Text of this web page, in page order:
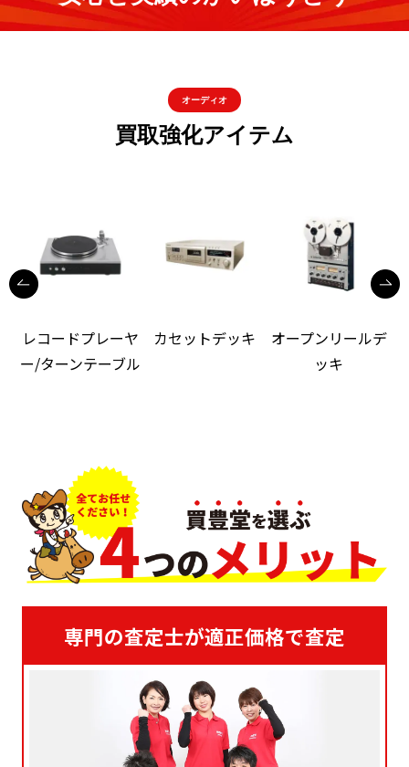
オーディオ
買取強化アイテム
レコードプレーヤ
ー/ターンテーブル
カセットデッキ
オープンリールデ
ッキ
専門の査定士が適正価格で査定